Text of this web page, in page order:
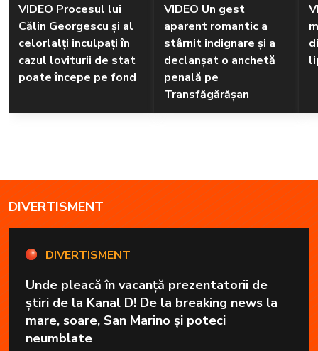
VIDEO Procesul lui
Călin Georgescu și al
celorlalți inculpați în
cazul loviturii de stat
poate începe pe fond
VIDEO Un gest
aparent romantic a
stârnit indignare și a
declanșat o anchetă
penală pe
Transfăgărășan
DIVERTISMENT
DIVERTISMENT
Unde pleacă în vacanță prezentatorii de
știri de la Kanal D! De la breaking news la
mare, soare, San Marino și poteci
neumblate